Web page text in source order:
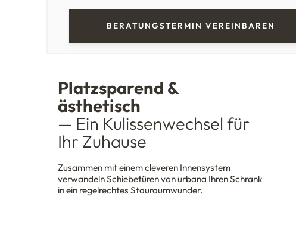
BERATUNGSTERMIN VEREINBAREN
Platzsparend &
ästhetisch
— Ein Kulissenwechsel für
Ihr Zuhause
Zusammen mit einem cleveren Innensystem
verwandeln Schiebetüren von urbana Ihren Schrank
in ein regelrechtes Stauraumwunder.